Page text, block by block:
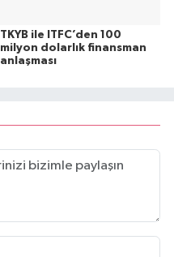
TKYB ile ITFC’den 100
milyon dolarlık finansman
anlaşması